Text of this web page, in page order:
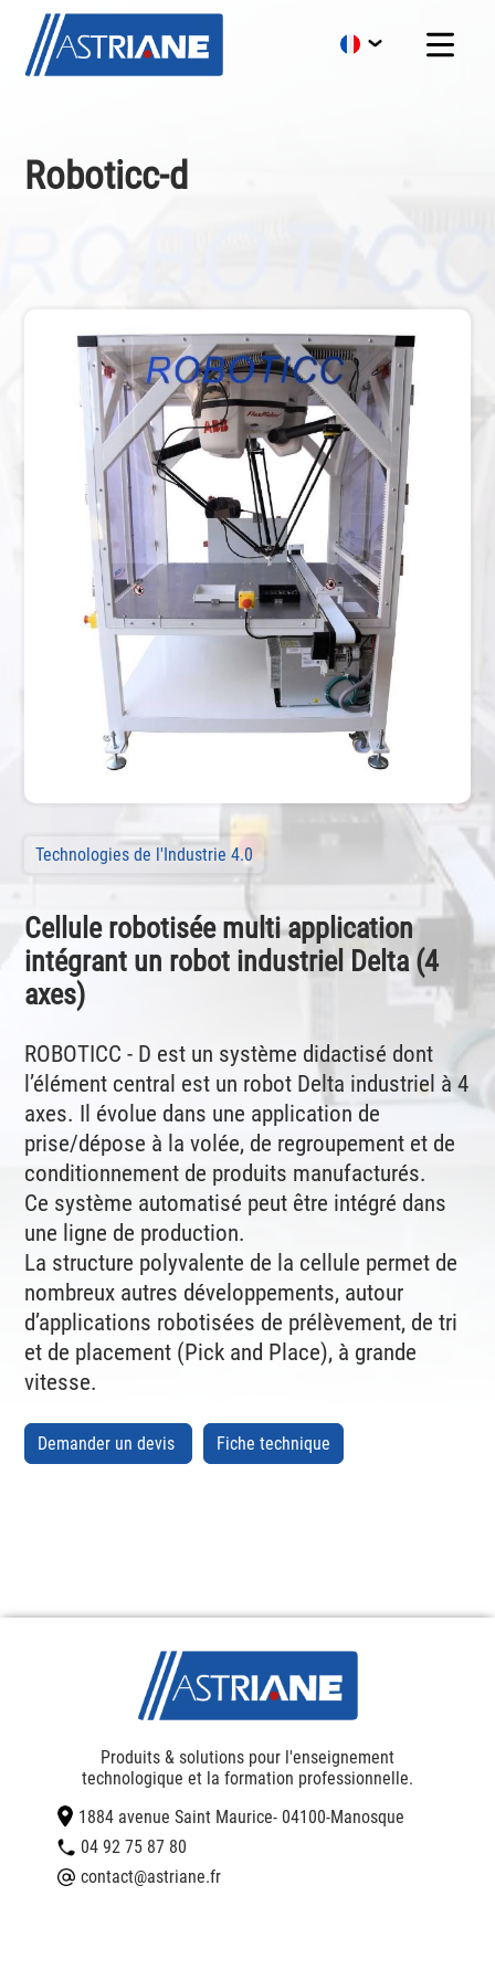
Roboticc-d
Technologies de l'Industrie 4.0
Cellule robotisée multi application
intégrant un robot industriel Delta (4
axes)
ROBOTICC - D est un système didactisé dont
l’élément central est un robot Delta industriel à 4
axes. Il évolue dans une application de
prise/dépose à la volée, de regroupement et de
conditionnement de produits manufacturés.
Ce système automatisé peut être intégré dans
une ligne de production.
La structure polyvalente de la cellule permet de
nombreux autres développements, autour
d’applications robotisées de prélèvement, de tri
et de placement (Pick and Place), à grande
vitesse.
Demander un devis Fiche technique
Produits & solutions pour l'enseignement
technologique et la formation professionnelle.
1884 avenue Saint Maurice- 04100-Manosque
04 92 75 87 80
contact@astriane.fr